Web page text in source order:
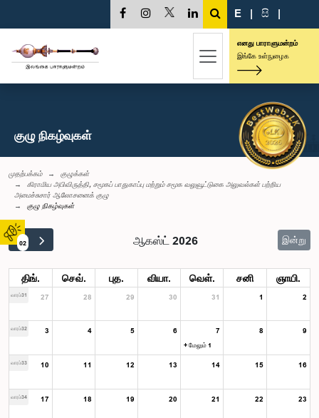
02
E | සි |
எனது பாராளுமன்றம்
இங்கே உள்நுழைக
குழு நிகழ்வுகள்
முதற்பக்கம்
குழுக்கள்
கிராமிய அபிவிருத்தி, சமூகப் பாதுகாப்பு மற்றும் சமூக வலுவூட்டுகை அலுவல்கள் பற்றிய
அமைச்சுசார் ஆலோசனைக் குழு
குழு நிகழ்வுகள்
ஆகஸ்ட் 2026 இன்று
திங். செவ். புத. வியா. வெள். சனி ஞாயி.
வாரம்31 27 28 29 30 31 1 2
வாரம்32 3 4 5 6 7
+ மேலும் 1
8 9
வாரம்33 10 11 12 13 14 15 16
வாரம்34 17 18 19 20 21 22 23